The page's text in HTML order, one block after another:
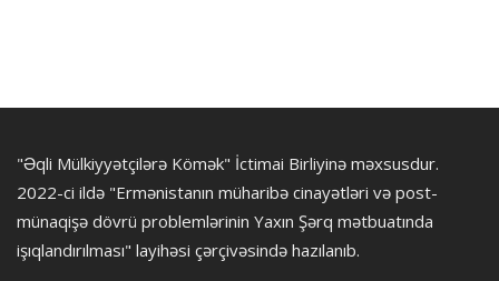
"Əqli Mülkiyyətçilərə Kömək" İctimai Birliyinə məxsusdur.
2022-ci ildə "Ermənistanın müharibə cinayətləri və post-
münaqişə dövrü problemlərinin Yaxın Şərq mətbuatında
işıqlandırılması" layihəsi çərçivəsində hazılanıb.